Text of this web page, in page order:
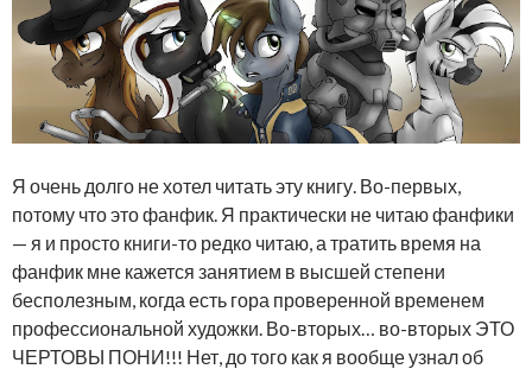
Я очень долго не хотел читать эту книгу. Во-первых,
потому что это фанфик. Я практически не читаю фанфики
— я и просто книги-то редко читаю, а тратить время на
фанфик мне кажется занятием в высшей степени
бесполезным, когда есть гора проверенной временем
профессиональной художки. Во-вторых… во-вторых ЭТО
ЧЕРТОВЫ ПОНИ!!! Нет, до того как я вообще узнал об